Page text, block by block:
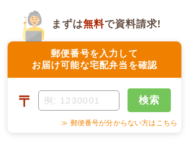
郵便番号を入力して
お届け可能な宅配弁当を確認
まずは無料で資料請求!
〒 検索
≫ 郵便番号が分からない方はこちら